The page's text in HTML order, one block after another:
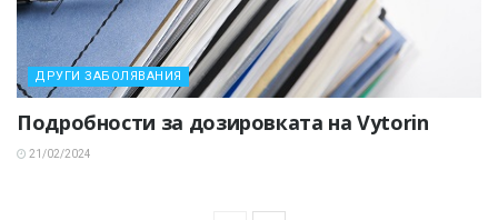
ДРУГИ ЗАБОЛЯВАНИЯ
Подробности за дозировката на Vytorin
21/02/2024